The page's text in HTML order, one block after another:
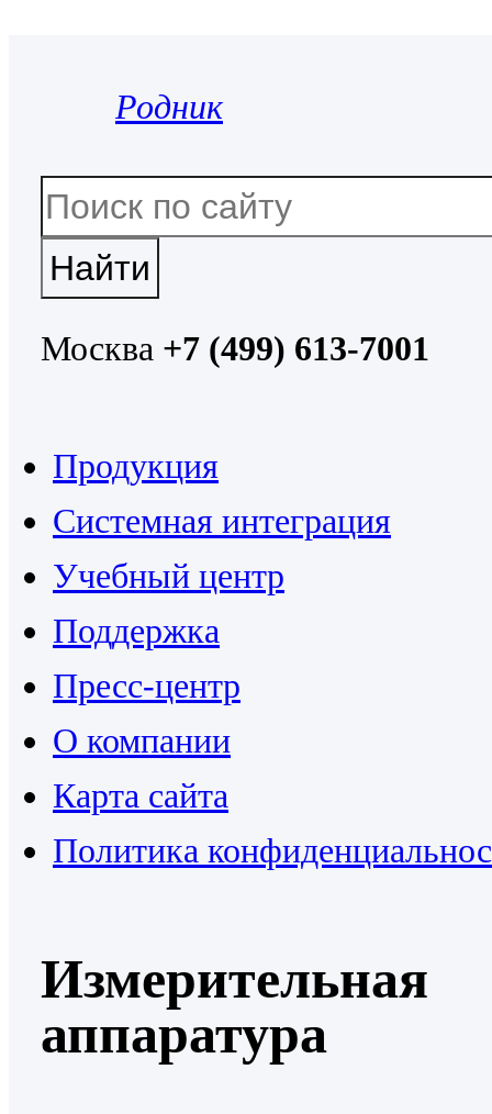
Родник
Москва +7 (499) 613-7001
Продукция
Системная интеграция
Учебный центр
Поддержка
Пресс-центр
О компании
Карта сайта
Политика
Измерительная
аппаратура